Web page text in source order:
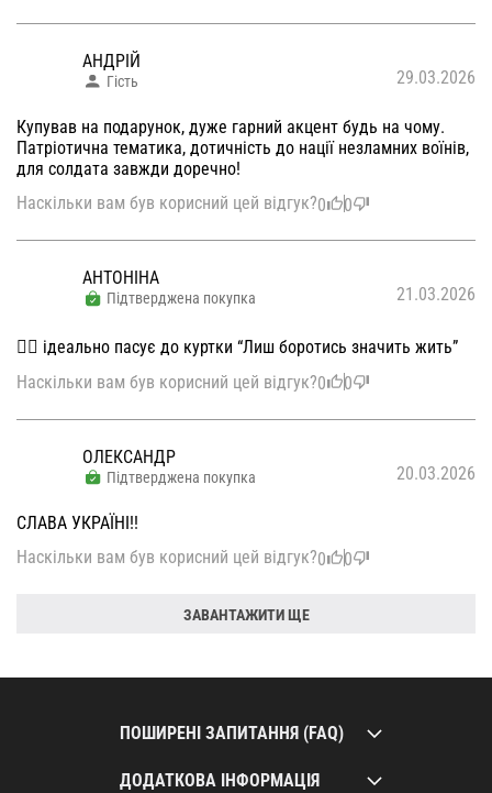
АНДРІЙ
Гість 29.03.2026
Купував на подарунок, дуже гарний акцент будь на чому.
Патріотична тематика, дотичність до нації незламних воїнів,
для солдата завжди доречно!
Наскільки вам був корисний цей відгук?0 0
АНТОНІНА
Підтверджена покупка 21.03.2026
👌🏻 ідеально пасує до куртки “Лиш боротись значить жить”
Наскільки вам був корисний цей відгук?0 0
ОЛЕКСАНДР
Підтверджена покупка 20.03.2026
СЛАВА УКРАЇНІ!!
Наскільки вам був корисний цей відгук?0 0
ЗАВАНТАЖИТИ ЩЕ
ПОШИРЕНІ ЗАПИТАННЯ (FAQ)
ДОДАТКОВА ІНФОРМАЦІЯ